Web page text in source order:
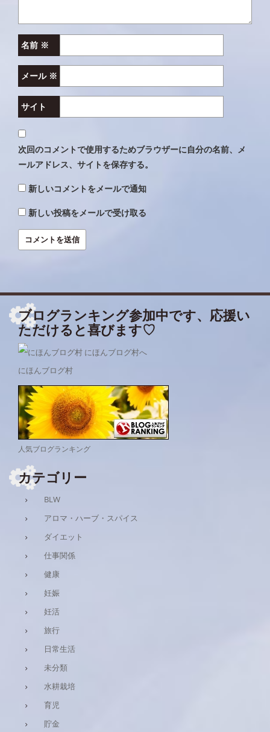
名前 ※
メール ※
サイト
次回のコメントで使用するためブラウザーに自分の名前、メ
ールアドレス、サイトを保存する。
新しいコメントをメールで通知
新しい投稿をメールで受け取る
ブログランキング参加中です、応援い
ただけると喜びます♡
にほんブログ村
人気ブログランキング
カテゴリー
BLW
アロマ・ハーブ・スパイス
ダイエット
仕事関係
健康
妊娠
妊活
旅行
日常生活
未分類
水耕栽培
育児
貯金